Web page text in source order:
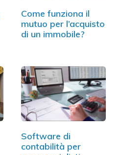
Come funziona il
mutuo per l’acquisto
di un immobile?
Software di
contabilità per